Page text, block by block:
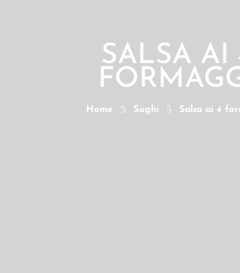
SALSA AI
Home 5 Sughi 5 Salsa ai 4